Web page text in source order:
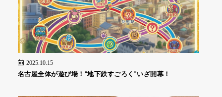
2025.10.15
名古屋全体が遊び場！“地下鉄すごろく”いざ開幕！